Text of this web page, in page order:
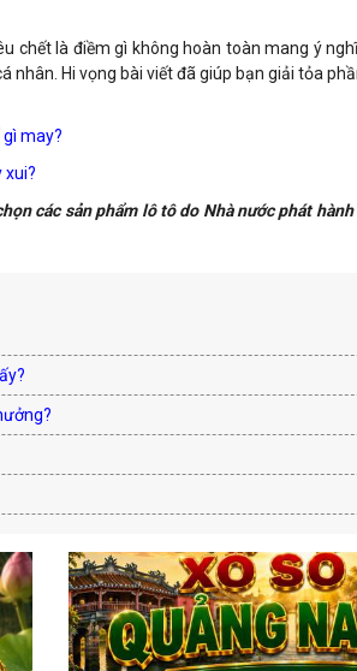
chết là điềm gì không hoàn toàn mang ý
Hi vọng bài viết đã giúp bạn giải tỏa
may?
xui?
các sản phẩm lô tô do Nhà nước phát